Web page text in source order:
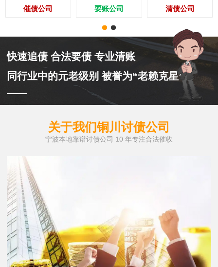
催债公司 要账公司 清债公司
快速追债 合法要债 专业清账
同行业中的元老级别 被誉为“老赖克星”
关于我们铜川讨债公司
宁波本地靠谱讨债公司 10 年专注合法催收